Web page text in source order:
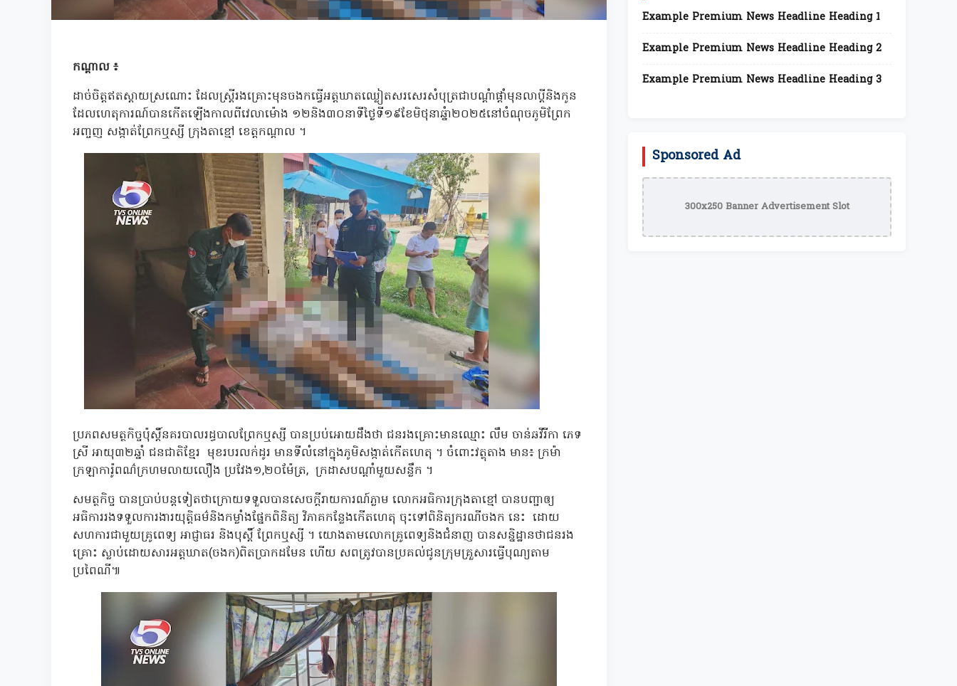
កណ្តាល ៖
ដាច់ចិត្តឥតស្តាយស្រណោះ ដែលស្ត្រីរងគ្រោះមុនចងកធ្វើអត្តឃាតឈ្លៀតសរសេរសំបុត្រជាបណ្តំាផ្តាំមុនលាប្តីនិងកូន
ដែលហេតុការណ៍បានកើតឡើងកាលពីវេលាម៉ោង ១២និង៣០នាទីថ្ងៃទី១៩ខែមិថុនាឆ្នំា២០២៥នៅចំណុចភូមិព្រែក
អញ្ចញ សង្កាត់ព្រែកឬស្សី ក្រុងតាខ្មៅ ខេត្តកណ្តាល ។
ប្រភពសមត្ថកិច្ចប៉ុស្តិ៍នគរបាលរដ្ធបាលព្រែកឬស្សី បានប្រប់អោយដឹងថា ជនរងគ្រោះ‌មានឈ្មោះ លឹម ចាន់ឆវីរីកា ភេទ
ស្រី អាយុ៣២ឆ្នាំ ជនជាតិខ្មែរ មុខរបរលក់ដូរ មានទីលំនៅក្នុងភូមិសង្កាត់កើតហេតុ ។ ចំពោះវត្ថុតាង មាន៖ ក្រម៉ា
ក្រឡាការ៉ូពណ៌ក្រហមលាយលឿង ប្រវែង១,២០ម៉ែត្រ, ក្រដាសបណ្ដាំមួយសន្លឹក ។
សមត្ថកិច្ច បានប្រាប់បន្តទៀតថាក្រោយទទួលបានសេចក្តីរាយការណ៍ភ្លាម លោកអធិការក្រុងតាខ្មៅ បានបញ្ជាឲ្យ
អធិការរងទទួលការងារយុត្តិធម៌និងកម្លាំងផ្នែកពិនិត្យ វិភាគកន្លែងកើតហេតុ ចុះទៅពិនិត្យករណីចងក នេះ ដោយ
សហការជាមួយគ្រូពេទ្យ អាជ្ញាធរ និងបុស្តិ៍ ព្រែកឬស្សី ។ យោងតាមលោកគ្រូពេទ្យនិងជំនាញ បានសន្និដ្ឋានថាជនរង
គ្រោះ ស្លាប់ដោយសារអត្តឃាត(ចងក)ពិតប្រាកដមែន ហើយ សពត្រូវបានប្រគល់ជូនក្រុមគ្រួសារធ្វើបុណ្យតាម
ប្រពៃណី៕
Example Premium News Headline Heading 1
Example Premium News Headline Heading 2
Example Premium News Headline Heading 3
Sponsored Ad
300x250 Banner Advertisement Slot